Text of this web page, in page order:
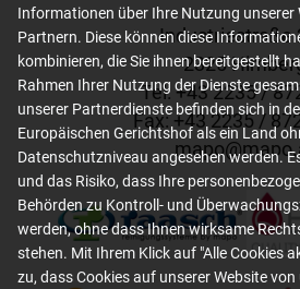
Industriestraße
2325
Tel: +43 2235 /
Fax: +43 2235 /
mapo@mapo.
Informationen über Ihre Nutzung unserer
Partnern. Diese können diese
kombinieren, die Sie ihnen bereitgestellt
Rahmen Ihrer Nutzung der Dienste
unserer Partnerdienste befinden sich in
Europäischen Gerichtshof als ein Land
Datenschutzniveau angesehen werden.
und das Risiko, dass Ihre
Behörden zu Kontroll- und
werden, ohne dass Ihnen wirksame
stehen. Mit Ihrem Klick auf "Alle Cookies
zu, dass Cookies auf unserer Website